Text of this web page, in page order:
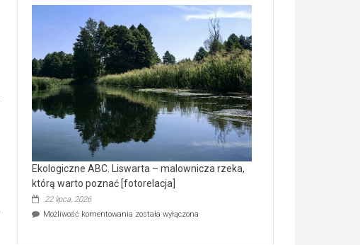
wśród
nietoperzy
[wideo]
Ekologiczne ABC. Liswarta – malownicza rzeka,
którą warto poznać [fotorelacja]
22 lipca, 2026
Możliwość komentowania Ekologiczne
została wyłączona